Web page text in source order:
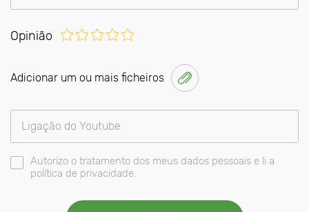
Opinião
Adicionar um ou mais ficheiros
Autorizo o tratamento dos meus dados pessoais e li a
política de privacidade.